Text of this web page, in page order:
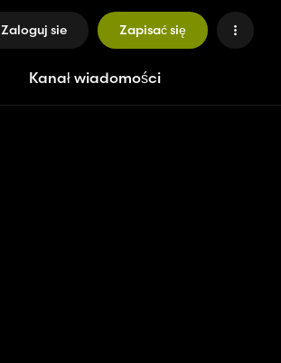
Zaloguj sie Zapisać się
Kanał wiadomości